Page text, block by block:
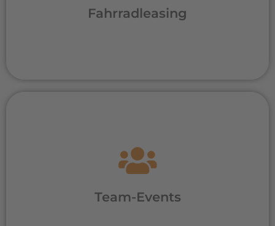
Fahrradleasing
Gehaltsumwandlung.
Team-Events
Gemeinsam arbeiten – gemeinsam feiern
und etwas erleben. Um die Kollegen bei
Sport und Spaß auch privat besser
kennenlernen zu können, gibt es unsere
Team-Events.